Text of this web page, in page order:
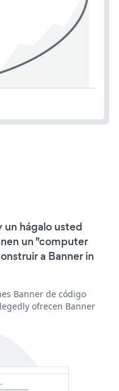
hágalo usted
un "computer
a Banner in
Banner de código
ofrecen Banner